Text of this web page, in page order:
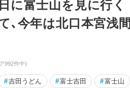
に富士山を見に行く
今年は北口本宮浅間
992件中)
#吉田うどん #富士吉田 #富士山